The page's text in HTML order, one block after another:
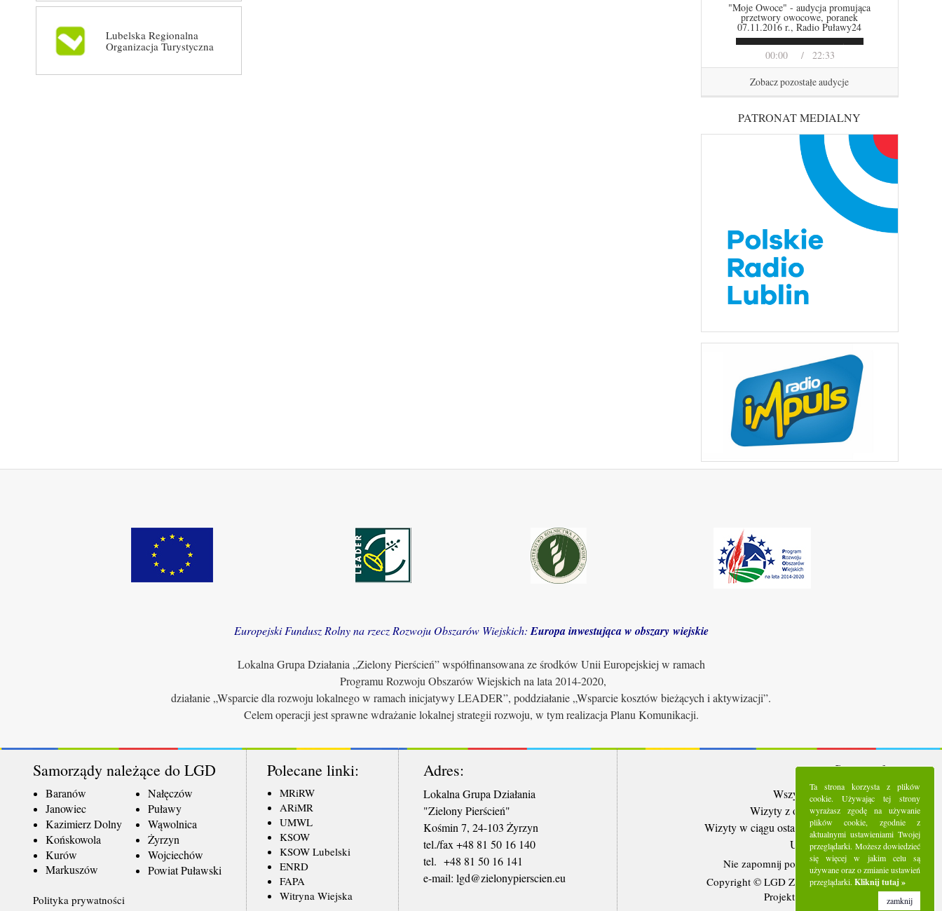
Lubelska Regionalna
Organizacja Turystyczna
00:00 22:33
"Moje Owoce" - audycja promująca
przetwory owocowe, poranek
07.11.2016 r., Radio Puławy24
Zobacz pozostałe audycje
PATRONAT MEDIALNY
Europejski Fundusz Rolny na rzecz Rozwoju Obszarów Wiejskich: Europa inwestująca w obszary wiejskie
Lokalna Grupa Działania „Zielony Pierścień” współfinansowana ze środków Unii Europejskiej w ramach
Programu Rozwoju Obszarów Wiejskich na lata 2014-2020,
działanie „Wsparcie dla rozwoju lokalnego w ramach inicjatywy LEADER”, poddziałanie „Wsparcie kosztów bieżących i aktywizacji”.
Celem operacji jest sprawne wdrażanie lokalnej strategii rozwoju, w tym realizacja Planu Komunikacji.
Samorządy należące do LGD
Baranów
Janowiec
Kazimierz Dolny
Końskowola
Kurów
Markuszów
Nałęczów
Puławy
Wąwolnica
Żyrzyn
Wojciechów
Powiat Puławski
Polecane linki:
MRiRW
ARiMR
UMWL
KSOW
KSOW Lubelski
ENRD
FAPA
Witryna Wiejska
Adres:
Lokalna Grupa Działania
"Zielony Pierścień"
Kośmin 7, 24-103 Żyrzyn
tel./fax +48 81 50 16 140
tel. +48 81 50 16 141
​e-mail: lgd@zielonypierscien.eu
Statystyki:
Wszystkie wizyty: 5286895
Wizyty z ostatnich 30 dni: 92032
Wizyty w ciągu ostatniego tygodnia:
20606
Użytkownicy online: 18
Nie zapomnij polubić nas na Facebooku
Copyright © LGD Zielony Pierścień - 2016.
Projekt i wykonanie - Freeline.
Polityka prywatności
Ta strona korzysta z plików
cookie. Używając tej strony
wyrażasz zgodę na używanie
plików cookie, zgodnie z
aktualnymi ustawieniami Twojej
przeglądarki. Możesz dowiedzieć
się więcej w jakim celu są
używane oraz o zmianie ustawień
przeglądarki. Kliknij tutaj »
zamknij